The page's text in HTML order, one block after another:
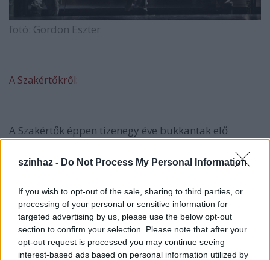
szinhaz - Do Not Process My Personal Information
If you wish to opt-out of the sale, sharing to third parties, or
processing of your personal or sensitive information for
targeted advertising by us, please use the below opt-out
section to confirm your selection. Please note that after your
opt-out request is processed you may continue seeing
interest-based ads based on personal information utilized by
fotó: Gordon Eszter
A Szakértőkről:
A Szakértők éppen tizenegy éve bukkantak elő
Istentől elrugaszkodott hangszereikkel a valahai
kaposvári Csiky Gergely Színház süllyesztőjéből. Egy
hatalmas dobozon átbucskázva, váratlanul a
minutában rá is zendítettek. Mindez aMohácsi
JánosrendezteCsak egy szögcímű előadás
tizenharmadik percében történt, mikortól fogva nem
is igen szabadultak a számukra mind otthonosabbá
váló, világot jelentő, kopott deszkáktól.